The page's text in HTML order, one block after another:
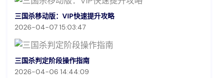
三国杀移动版：VIP快速提升攻略
2026-04-07 15:03:47
三国杀判定阶段操作指南
2026-04-06 14:44:09